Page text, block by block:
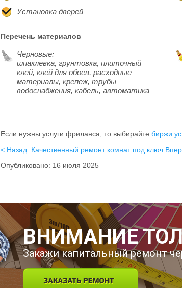
Установка дверей
Перечень материалов
Черновые:
шпаклевка, грунтовка, плиточный
клей, клей для обоев, расходные
материалы, крепеж, трубы
водоснабжения, кабель, автоматика
Если нужны услуги фриланса, то выбирайте биржи
< Назад: Качественный ремонт комнат под ключ
Опубликовано: 16 июля 2025
ВНИМАНИЕ
Закажи капитальный ремонт